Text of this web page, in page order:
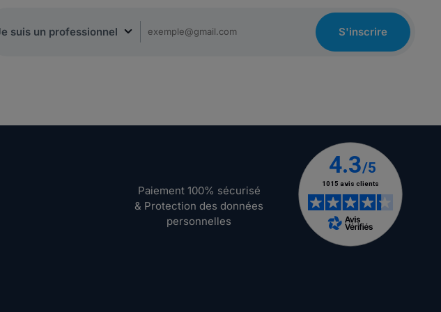
S'inscrire
Paiement 100% sécurisé
& Protection des données
personnelles